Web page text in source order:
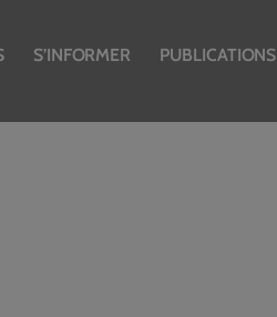
S’INFORMER PUBLICATIONS